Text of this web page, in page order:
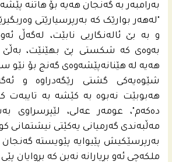
به‌رامبه‌ر به‌ گه‌نجان هه‌یه‌ بۆ هاتنه‌
"لەهەر بوارێک کە بەرپرسیارێتی
و‌ به‌ بێ ئاله‌نگاریی نابێت، له‌گه‌ڵ
بەوەی کە شکستی پێ بهێنێت، بەڵێ
هەیە لە هێنانەپێشه‌وەی گەنج بۆ نێو
شێوه‌یه‌كى گشتى رێگه‌دراوه‌ و
هه‌بوبێت نه‌بوه‌ به‌ كێشه‌ به‌ تایبه‌ت
ده‌كه‌م"، عومەر عەلی، لێپرسراوی
مەڵبەندی گەرمیانی یەکێتی نیشتمانى
به‌رپرسێكیش پێیوایه‌ پێویسته‌ گه‌نجان
ملكه‌چى ئه‌و بڕیارانه‌ نه‌بن كه‌ بڕوایان